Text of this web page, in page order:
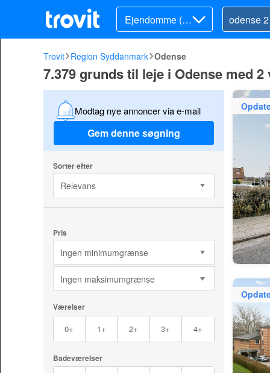
Ejendomme (lej
e)
Trovit Region Syddanmark Odense
7.379 grunds til leje i Odense med
Modtag nye annoncer via e-mail
Gem denne søgning
Sorter efter
Relevans
Pris
Ingen minimumgrænse
Ingen maksimumgrænse
Værelser
0+ 1+ 2+ 3+ 4+
Badeværelser